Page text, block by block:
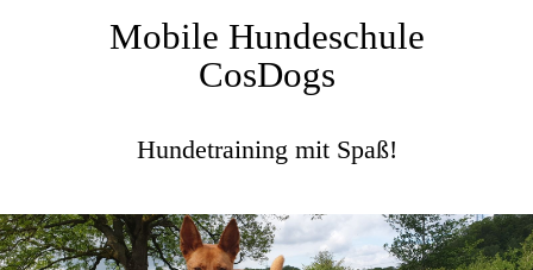
Mobile Hundeschule
CosDogs
Hundetraining mit Spaß!